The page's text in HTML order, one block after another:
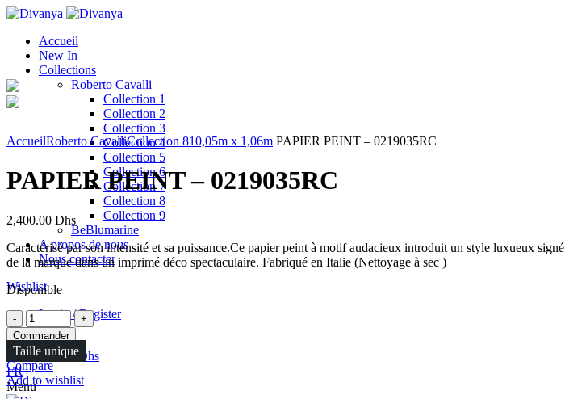
Accueil
New In
Collections
Roberto Cavalli
Collection 1
Collection 2
Collection 3
Collection 4
Collection 5
Collection 6
Collection 7
Collection 8
Collection 9
BeBlumarine
A propos de nous
Nous contacter
Wishlist
Login / Register
0items / 0.00Dhs
FR
Menu
AccueilRoberto CavalliCollection 810,05m x 1,06m PAPIER PEINT – 0219035RC
PAPIER PEINT – 0219035RC
2,400.00 Dhs
Caractérisé par son intensité et sa puissance.Ce papier peint à motif audacieux introduit un style luxueux
de la marque dans un imprimé déco spectaculaire. Fabriqué en Italie (Nettoyage à sec )
Disponible
Quantité
Commander
Taille unique
Compare
Add to wishlist